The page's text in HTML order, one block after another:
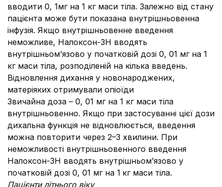
вводити 0, 1мг на 1 кг маси тіла. Залежно від стану
пацієнта може бути показана внутрішньовенна
інфузія. Якщо внутрішньовенне введення
неможливе, Налоксон-ЗН вводять
внутрішньом’язово у початковій дозі 0, 01 мг на 1
кг маси тіла, розподіленій на кілька введень.
Відновлення дихання у новонароджених,
матеріяких отримували опіоїди
Звичайна доза – 0, 01 мг на 1 кг маси тіла
внутрішньовенно. Якщо при застосуванні цієї дози
дихальна функція не відновлюється, введення
можна повторити через 2–3 хвилини. При
неможливості внутрішньовенного введення
Налоксон-ЗН вводять внутрішньом’язово у
початковій дозі 0, 01 мг на 1 кг маси тіла.
Пацієнти літнього віку